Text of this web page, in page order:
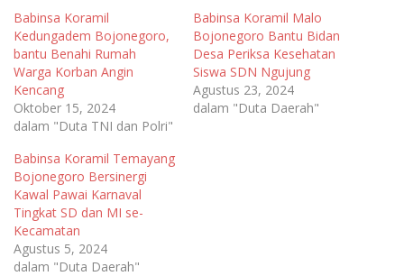
Babinsa Koramil
Kedungadem Bojonegoro,
bantu Benahi Rumah
Warga Korban Angin
Kencang
Oktober 15, 2024
dalam "Duta TNI dan Polri"
Babinsa Koramil Malo
Bojonegoro Bantu Bidan
Desa Periksa Kesehatan
Siswa SDN Ngujung
Agustus 23, 2024
dalam "Duta Daerah"
Babinsa Koramil Temayang
Bojonegoro Bersinergi
Kawal Pawai Karnaval
Tingkat SD dan MI se-
Kecamatan
Agustus 5, 2024
dalam "Duta Daerah"